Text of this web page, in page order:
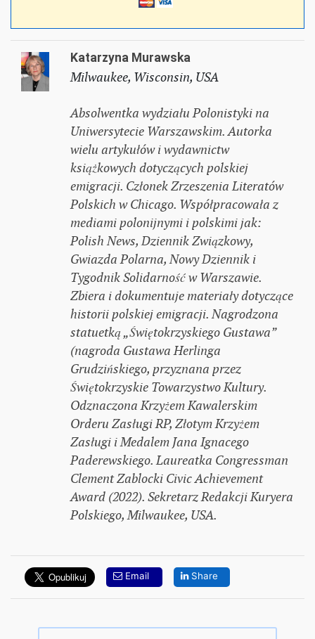
Katarzyna Murawska
Milwaukee, Wisconsin, USA
Absolwentka wydziału Polonistyki na
Uniwersytecie Warszawskim. Autorka
wielu artykułów i wydawnictw
książkowych dotyczących polskiej
emigracji. Członek Zrzeszenia Literatów
Polskich w Chicago. Współpracowała z
mediami polonijnymi i polskimi jak:
Polish News, Dziennik Związkowy,
Gwiazda Polarna, Nowy Dziennik i
Tygodnik Solidarność w Warszawie.
Zbiera i dokumentuje materiały dotyczące
historii polskiej emigracji. Nagrodzona
statuetką „Świętokrzyskiego Gustawa”
(nagroda Gustawa Herlinga
Grudzińskiego, przyznana przez
Świętokrzyskie Towarzystwo Kultury.
Odznaczona Krzyżem Kawalerskim
Orderu Zasługi RP, Złotym Krzyżem
Zasługi i Medalem Jana Ignacego
Paderewskiego. Laureatka Congressman
Clement Zablocki Civic Achievement
Award (2022). Sekretarz Redakcji Kuryera
Polskiego, Milwaukee, USA.
Email Share